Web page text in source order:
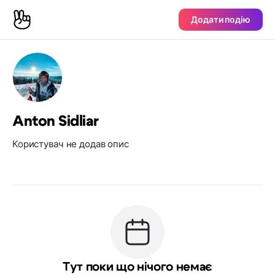
Додати подію
Anton Sidliar
Користувач не додав опис
Тут поки що нічого немає